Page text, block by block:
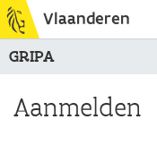
Vlaanderen
GRIPA
Aanmelden